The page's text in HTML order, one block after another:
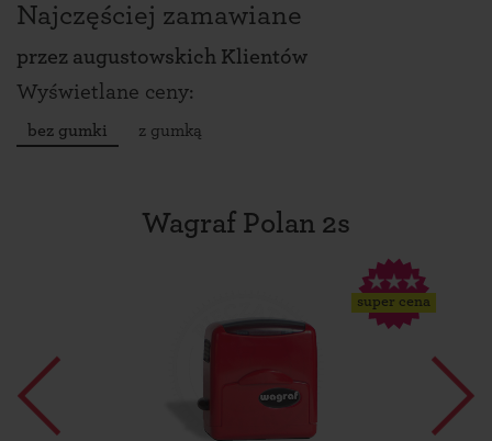
Najczęściej zamawiane
przez augustowskich Klientów
Wyświetlane ceny:
bez gumki z gumką
Wagraf Polan 2s
super cena